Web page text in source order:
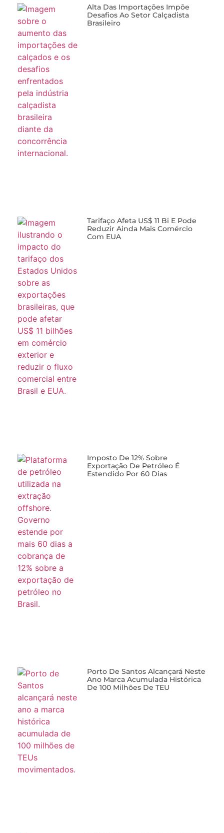
Alta Das Importações Impõe
Desafios Ao Setor Calçadista
Brasileiro
Tarifaço Afeta US$ 11 Bi E Pode
Reduzir Ainda Mais Comércio
Com EUA
Imposto De 12% Sobre
Exportação De Petróleo É
Estendido Por 60 Dias
Porto De Santos Alcançará Neste
Ano Marca Acumulada Histórica
De 100 Milhões De TEU